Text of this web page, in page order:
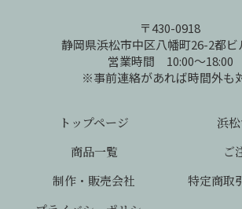
〒430-0918
静岡県浜松市中区八幡町26-2都ビ
営業時間 10:00～18:00
※事前連絡があれば時間外も
トップページ
浜
商品一覧
ご
制作・販売会社
特定商取